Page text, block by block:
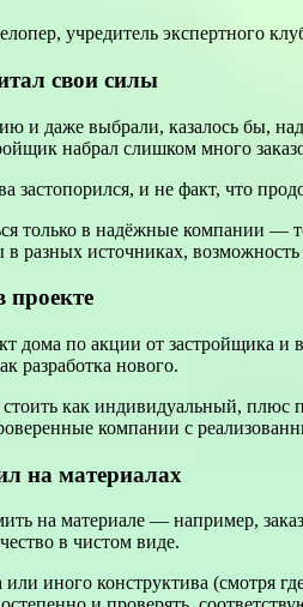
учредитель экспертного
свои силы
и даже выбрали, казалось бы,
набрал слишком много
застопорился, и не факт, что
только в надёжные компании —
разных источниках,
проекте
дома по акции от застройщика и
разработка нового.
стоить как индивидуальный, плюс
компании с
на материалах
на материале — например,
в чистом виде.
или иного конструктива (смотря